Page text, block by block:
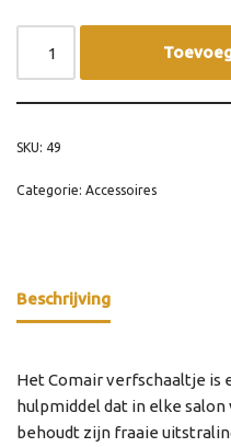
SKU: 49
Categorie: Accessoires
Beschrijving
Het Comair verfschaaltje is
hulpmiddel dat in elke
behoudt zijn fraaie